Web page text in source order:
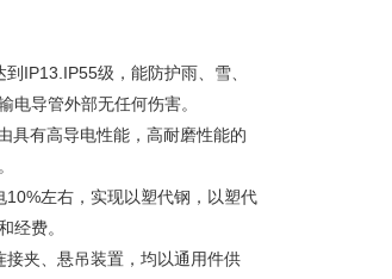
IP13.IP55级，能防护雨、雪、
导管外部无任何伤害。
具有高导电性能，高耐磨性能的
左右，实现以塑代钢，以塑代
经费。
夹、悬吊装置，均以通用件供